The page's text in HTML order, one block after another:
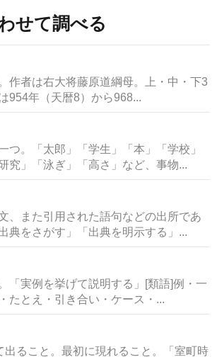
せて調べる
作者は右大将藤原道綱母。上・中・下3
954年（天暦8）から968...
つ。「太郎」「学生」「本」「学校」
究」「泳ぎ」「高さ」など、事物...
、また引用された語句などの出所であ
典をさがす」「出典を明示する」...
「実例を挙げて説明する」[類語]例・一
たとえ・引き合い・ケース・...
出ること。最初に現れること。「室町時